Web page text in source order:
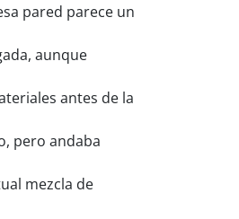
pared parece un
aunque
antes de la
pero andaba
mezcla de